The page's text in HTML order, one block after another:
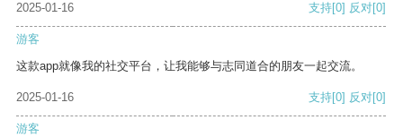
2025-01-16
支持[0] 反对[0]
游客
这款app就像我的社交平台，让我能够与志同道合的朋友一起交流。
2025-01-16 支持[0] 反对[0]
游客